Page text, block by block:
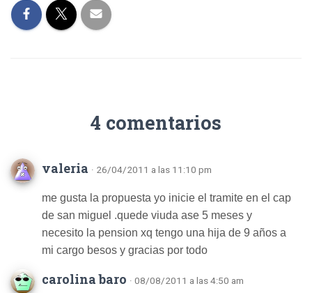
4 comentarios
valeria · 26/04/2011 a las 11:10 pm
me gusta la propuesta yo inicie el tramite en el cap
de san miguel .quede viuda ase 5 meses y
necesito la pension xq tengo una hija de 9 años a
mi cargo besos y gracias por todo
carolina baro · 08/08/2011 a las 4:50 am